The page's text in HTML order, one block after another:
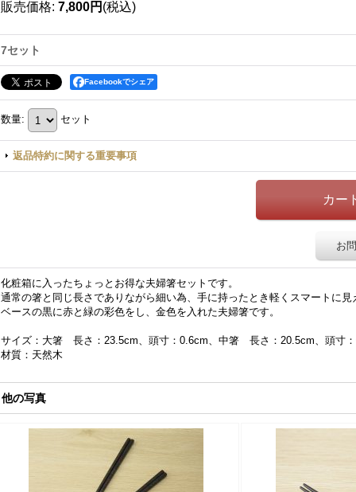
販売価格: 7,800円 (税込)
7セット
Facebookでシェア
数量: セット
返品特約に関する重要事項
お
化粧箱に入ったちょっとお得な夫婦箸セットです。
通常の箸と同じ長さでありながら細い為、手に持ったとき軽くスマートに見
ベースの黒に赤と緑の彩色をし、金色を入れた夫婦箸です。
サイズ：大箸 長さ：23.5cm、頭寸：0.6cm、中箸 長さ：20.5cm、頭寸
材質：天然木
他の写真